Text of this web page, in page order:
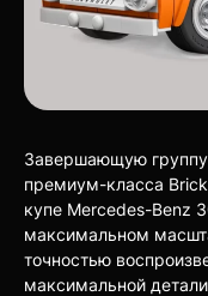
Завершающую
премиум-класса
купе Mercedes-Benz
максимальном
точностью
максимальной